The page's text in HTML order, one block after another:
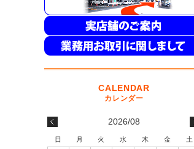
2026/08
日 月 火 水 木 金
土